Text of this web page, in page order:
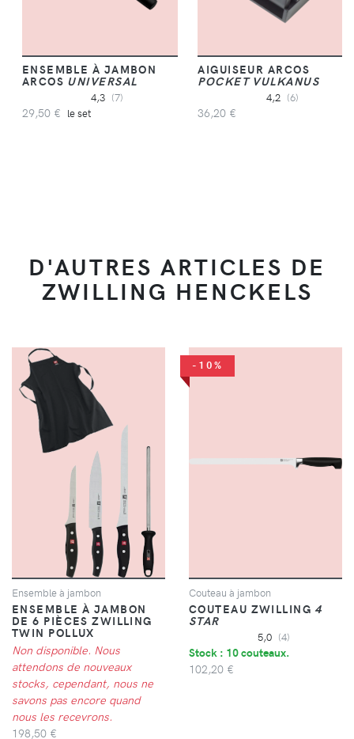
ENSEMBLE À JAMBON
ARCOS UNIVERSAL
4,3 (7)
29,50 € le set
AIGUISEUR ARCOS
POCKET VULKANUS
4,2 (6)
36,20 €
D'AUTRES ARTICLES DE
ZWILLING HENCKELS
Ensemble à jambon
ENSEMBLE À JAMBON
DE 6 PIÈCES ZWILLING
TWIN POLLUX
Non disponible. Nous
attendons de nouveaux
stocks, cependant, nous ne
savons pas encore quand
nous les recevrons.
198,50 €
-10%
Couteau à jambon
COUTEAU ZWILLING 4
STAR
5,0 (4)
Stock : 10 couteaux.
102,20 €